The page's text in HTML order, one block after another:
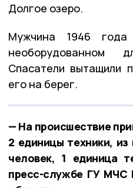
Долгое озеро.
Мужчина 1946
необорудованном
Спасатели вытащили
его на берег.
— На происшествие
2 единицы техники,
человек, 1 единица
пресс-службе ГУ МЧС